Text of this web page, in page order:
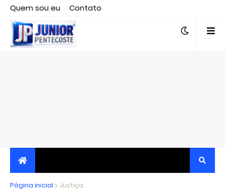
Quem sou eu
Contato
Editor responsável, jornalista Clovis Almeida.
JORNALISMO INDEPENDENTE, TRANSPARENTE E
Página inicial Justiça